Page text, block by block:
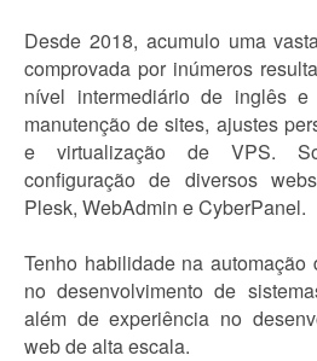
Desde 2018, acumulo uma
comprovada por inúmeros
nível intermediário de inglês e
manutenção de sites, ajustes
e virtualização de VPS.
configuração de diversos
Plesk, WebAdmin e CyberPanel.
Tenho habilidade na
no desenvolvimento de
além de experiência no
web de alta escala.